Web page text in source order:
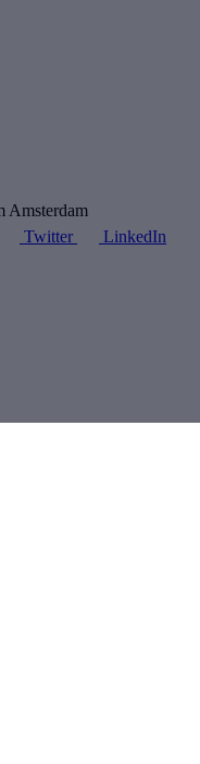
Amsterdam
Twitter LinkedIn